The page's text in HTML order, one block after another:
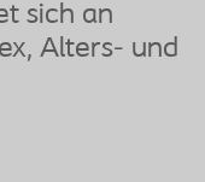
sich an
Alters- und